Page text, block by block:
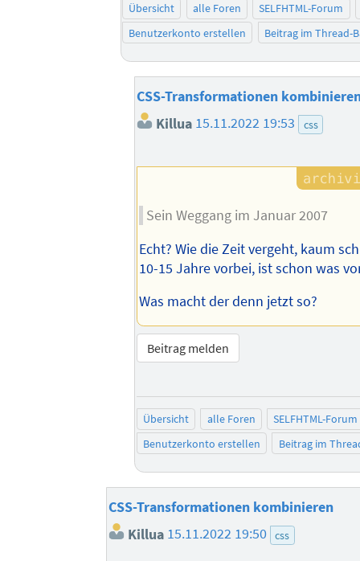
Übersicht alle Foren
SELFHTML-Forum
Benutzerkonto erstellen
Beitrag im Thread-
CSS-Transformationen
Killua 15.11.2022 19:53 css
Sein Weggang im Januar 2007
Echt? Wie die Zeit vergeht, kaum
10-15 Jahre vorbei, ist schon was
Was macht der denn jetzt so?
Beitrag melden
Übersicht alle Foren
SELFHTML-Forum
Benutzerkonto erstellen
Beitrag im
CSS-Transformationen kombinieren
Killua 15.11.2022 19:50 css